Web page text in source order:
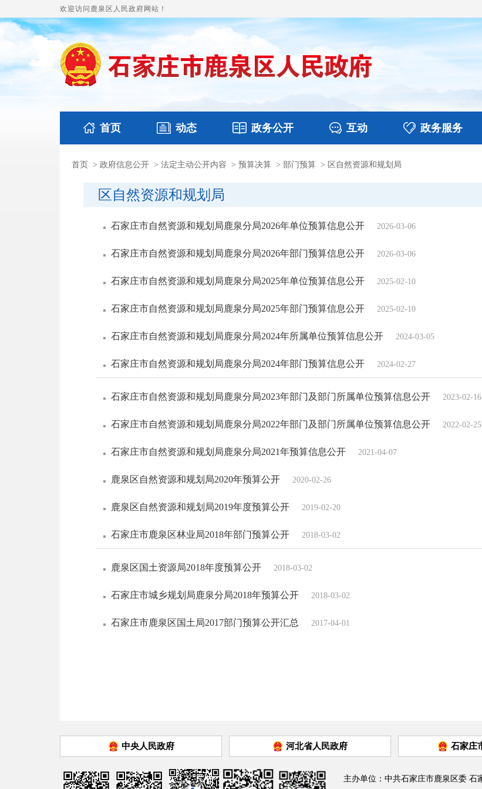
欢迎访问鹿泉区人民政府网站！
首页 动态
国务要闻 鹿泉要闻 图片新闻 视频播报 部门工作
政务公开
本区文件 财政预决算
互动
政务咨询
政务服务
涉企收费目录清单
首页 > 政府信息公开 > 法定主动公开内容 > 预算决算 > 部门预算 > 区自然资源和规划局
区自然资源和规划局
石家庄市自然资源和规划局鹿泉分局2026年单位预算信息公开 2026-03-06
石家庄市自然资源和规划局鹿泉分局2026年部门预算信息公开 2026-03-06
石家庄市自然资源和规划局鹿泉分局2025年单位预算信息公开 2025-02-10
石家庄市自然资源和规划局鹿泉分局2025年部门预算信息公开 2025-02-10
石家庄市自然资源和规划局鹿泉分局2024年所属单位预算信息公开 2024-03-05
石家庄市自然资源和规划局鹿泉分局2024年部门预算信息公开 2024-02-27
石家庄市自然资源和规划局鹿泉分局2023年部门及部门所属单位预算信息公开 2023-02-16
石家庄市自然资源和规划局鹿泉分局2022年部门及部门所属单位预算信息公开 2022-02-25
石家庄市自然资源和规划局鹿泉分局2021年预算信息公开 2021-04-07
鹿泉区自然资源和规划局2020年预算公开 2020-02-26
鹿泉区自然资源和规划局2019年度预算公开 2019-02-20
石家庄市鹿泉区林业局2018年部门预算公开 2018-03-02
鹿泉区国土资源局2018年度预算公开 2018-03-02
石家庄市城乡规划局鹿泉分局2018年预算公开 2018-03-02
石家庄市鹿泉区国土局2017部门预算公开汇总 2017-04-01